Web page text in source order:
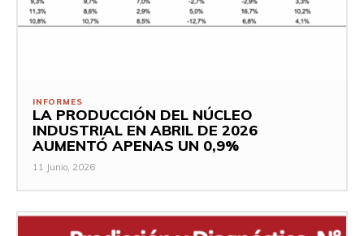
INFORMES
LA PRODUCCIÓN DEL NÚCLEO
INDUSTRIAL EN ABRIL DE 2026
AUMENTÓ APENAS UN 0,9%
11 Junio, 2026